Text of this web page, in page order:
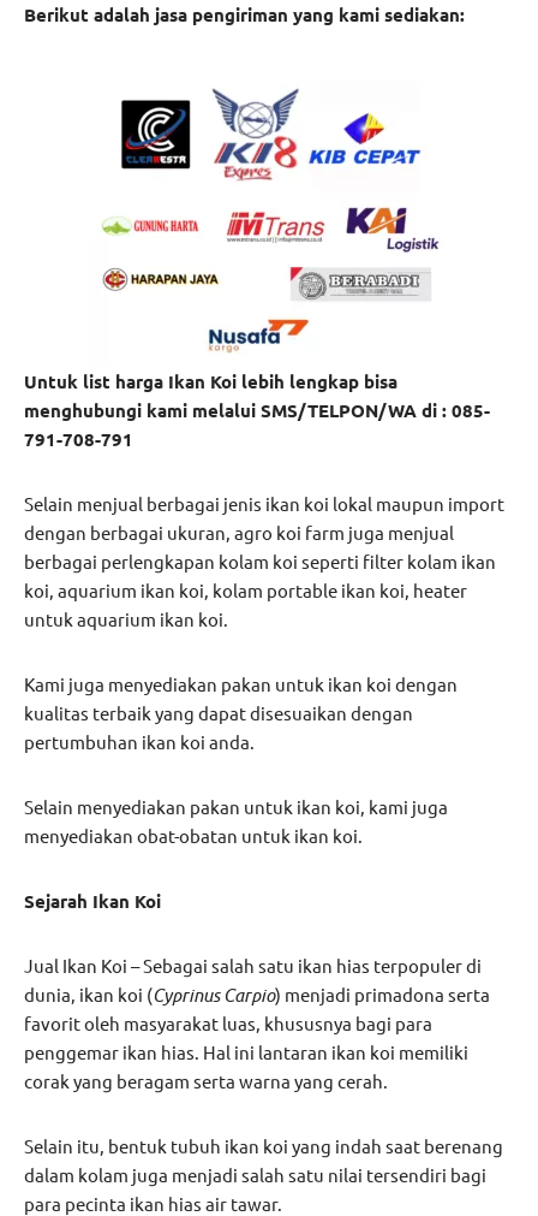
Berikut adalah jasa pengiriman yang kami sediakan:
Untuk list harga Ikan Koi lebih lengkap bisa
menghubungi kami melalui SMS/TELPON/WA di : 085-
791-708-791
Selain menjual berbagai jenis ikan koi lokal maupun import
dengan berbagai ukuran, agro koi farm juga menjual
berbagai perlengkapan kolam koi seperti filter kolam ikan
koi, aquarium ikan koi, kolam portable ikan koi, heater
untuk aquarium ikan koi.
Kami juga menyediakan pakan untuk ikan koi dengan
kualitas terbaik yang dapat disesuaikan dengan
pertumbuhan ikan koi anda.
Selain menyediakan pakan untuk ikan koi, kami juga
menyediakan obat-obatan untuk ikan koi.
Sejarah Ikan Koi
Jual Ikan Koi – Sebagai salah satu ikan hias terpopuler di
dunia, ikan koi (Cyprinus Carpio) menjadi primadona serta
favorit oleh masyarakat luas, khususnya bagi para
penggemar ikan hias. Hal ini lantaran ikan koi memiliki
corak yang beragam serta warna yang cerah.
Selain itu, bentuk tubuh ikan koi yang indah saat berenang
dalam kolam juga menjadi salah satu nilai tersendiri bagi
para pecinta ikan hias air tawar.